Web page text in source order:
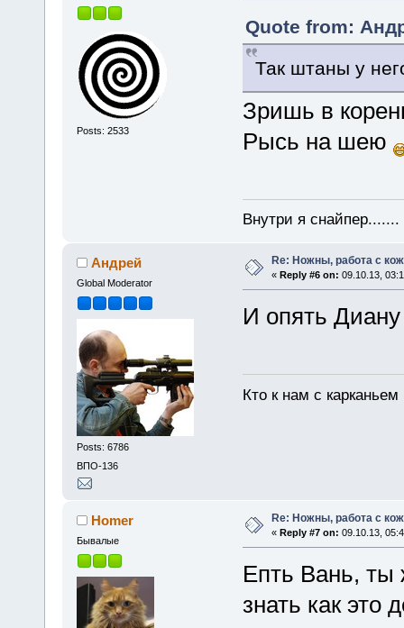
Posts: 2533
Quote from:
Так штаны у
Зришь в
Рысь на шею
Внутри я
Андрей
Global Moderator
Posts: 6786
ВПО-136
Re: Ножны, работа с
« Reply #6 on: 09.10.13,
И опять
Кто к нам с
Homer
Бывалые
Re: Ножны, работа с
« Reply #7 on: 09.10.13,
Епть Вань, ты
знать как это